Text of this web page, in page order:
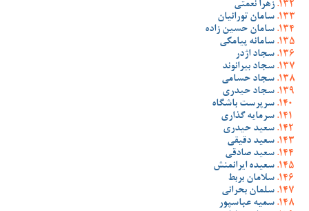
زهرا نعمتی
سامان تورانیان
سامان حسین زاده
سامانه پیامکی
سجاد اژدر
سجاد بیرانوند
سجاد حسامی
سجاد حیدری
سرپرست باشگاه
سرمایه گذاری
سعید حیدری
سعید دقیقی
سعید صادقی
سعیده ایرانمنش
سلامان بربط
سلمان بحرانی
سمیه عباسپور